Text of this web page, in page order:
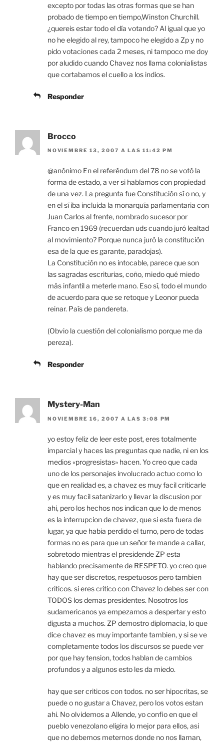
excepto por todas las otras formas que se han
probado de tiempo en tiempo,Winston Churchill.
¿quereis estar todo el día votando? Al igual que yo
no he elegido al rey, tampoco he elegido a Zp y no
pido votaciones cada 2 meses, ni tampoco me doy
por aludido cuando Chavez nos llama colonialistas
que cortabamos el cuello a los indios.
Responder
Brocco
NOVIEMBRE 13, 2007 A LAS 11:42 PM
@anónimo En el referéndum del 78 no se votó la
forma de estado, a ver si hablamos con propiedad
de una vez. La pregunta fue Constitución sí o no, y
en el sí iba incluida la monarquía parlamentaria con
Juan Carlos al frente, nombrado sucesor por
Franco en 1969 (recuerdan uds cuando juró lealtad
al movimiento? Porque nunca juró la constitución
esa de la que es garante, paradojas).
La Constitución no es intocable, parece que son
las sagradas escriturias, coño, miedo qué miedo
más infantil a meterle mano. Eso sí, todo el mundo
de acuerdo para que se retoque y Leonor pueda
reinar. País de pandereta.
(Obvio la cuestión del colonialismo porque me da
pereza).
Responder
Mystery-Man
NOVIEMBRE 16, 2007 A LAS 3:08 PM
yo estoy feliz de leer este post, eres totalmente
imparcial y haces las preguntas que nadie, ni en los
medios «progresistas» hacen. Yo creo que cada
uno de los personajes involucrado actuo como lo
que en realidad es, a chavez es muy facil criticarle
y es muy facil satanizarlo y llevar la discusion por
ahi, pero los hechos nos indican que lo de menos
es la interrupcion de chavez, que si esta fuera de
lugar, ya que habia perdido el turno, pero de todas
formas no es para que un señor te mande a callar,
sobretodo mientras el presidende ZP esta
hablando precisamente de RESPETO. yo creo que
hay que ser discretos, respetuosos pero tambien
criticos. si eres critico con Chavez lo debes ser con
TODOS los demas presidentes. Nosotros los
sudamericanos ya empezamos a despertar y esto
digusta a muchos. ZP demostro diplomacia, lo que
dice chavez es muy importante tambien, y si se ve
completamente todos los discursos se puede ver
por que hay tension, todos hablan de cambios
profundos y a algunos esto les da miedo.
hay que ser criticos con todos. no ser hipocritas, se
puede o no gustar a Chavez, pero los votos estan
ahi. No olvidemos a Allende, yo confio en que el
pueblo venezolano eligira lo mejor para ellos, asi
que no debemos meternos donde no nos llaman,